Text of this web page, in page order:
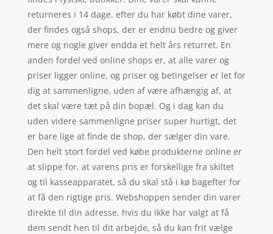
returneres i 14 dage. efter du har købt dine varer,
der findes også shops, der er endnu bedre og giver
mere og nogle giver endda et helt års returret. En
anden fordel ved online shops er, at alle varer og
priser ligger online, og priser og betingelser er let for
dig at sammenligne, uden af være afhængig af, at
det skal være tæt på din bopæl. Og i dag kan du
uden videre sammenligne priser super hurtigt, det
er bare lige at finde de shop, der sælger din vare.
Den helt stort fordel ved købe produkterne online er
at slippe for, at varens pris er forskellige fra skiltet
og til kasseapparatet, så du skal stå i kø bagefter for
at få den rigtige pris. Webshoppen sender din varer
direkte til din adresse, hvis du ikke har valgt at få
dem sendt hen til dit arbejde, så du kan frit vælge